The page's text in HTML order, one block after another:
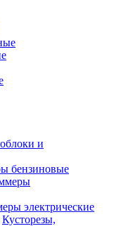
и
бензиновые
электрические
Кусторезы,